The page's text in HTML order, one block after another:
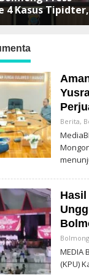
4 Kasus Tipidter,
Telah P21
Berita,
Hasil
Bolmong
MEDIA
(KPU)